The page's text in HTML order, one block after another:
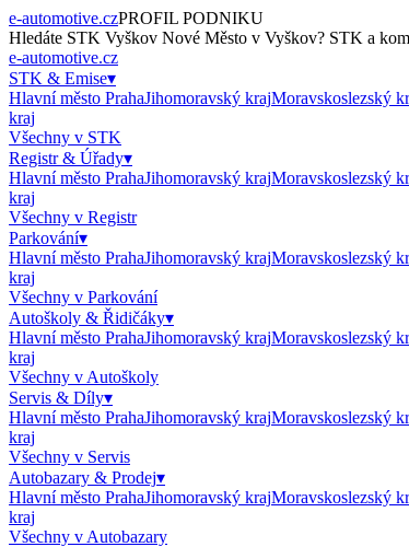
e-automotive.czPROFIL PODNIKU
Hledáte STK Vyškov Nové Město v Vyškov? STK a
e-automotive.cz
STK & Emise▾
Hlavní město PrahaJihomoravský krajMoravskoslezský
kraj
Všechny v STK
Registr & Úřady▾
Hlavní město PrahaJihomoravský krajMoravskoslezský
kraj
Všechny v Registr
Parkování▾
Hlavní město PrahaJihomoravský krajMoravskoslezský
kraj
Všechny v Parkování
Autoškoly & Řidičáky▾
Hlavní město PrahaJihomoravský krajMoravskoslezský
kraj
Všechny v Autoškoly
Servis & Díly▾
Hlavní město PrahaJihomoravský krajMoravskoslezský
kraj
Všechny v Servis
Autobazary & Prodej▾
Hlavní město PrahaJihomoravský krajMoravskoslezský
kraj
Všechny v Autobazary